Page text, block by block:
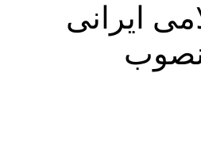
ایرانی